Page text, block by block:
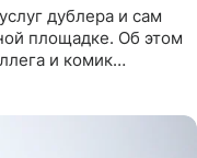
дублера и сам
площадке. Об этом
и комик